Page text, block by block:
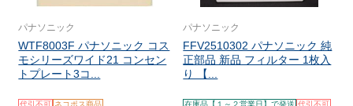
パナソニック
WTF8003F パナソニック コス
モシリーズワイド21 コンセン
トプレート3コ...
代引不可 ネコポス商品
パナソニック
FFV2510302 パナソニック 純
正部品 新品 フィルター 1枚入
り 【...
在庫品【１～２営業日】で発送 代引不可